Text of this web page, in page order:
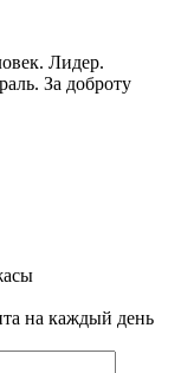
Лидер.
За доброту
на каждый день